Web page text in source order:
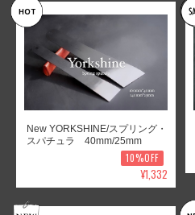
New YORKSHINE/スプリング・
スパチュラ 40mm/25mm
10%OFF
¥1,332